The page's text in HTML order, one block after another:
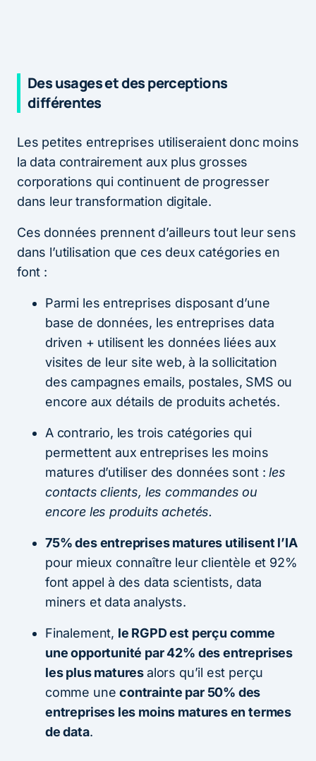
Des usages et des perceptions
différentes
Les petites entreprises utiliseraient donc moins
la data contrairement aux plus grosses
corporations qui continuent de progresser
dans leur transformation digitale.
Ces données prennent d’ailleurs tout leur sens
dans l’utilisation que ces deux catégories en
font :
Parmi les entreprises disposant d’une
base de données, les entreprises data
driven + utilisent les données liées aux
visites de leur site web, à la sollicitation
des campagnes emails, postales, SMS ou
encore aux détails de produits achetés.
A contrario, les trois catégories qui
permettent aux entreprises les moins
matures d’utiliser des données sont :les
contacts clients, les commandes ou
encore les produits achetés.
75% des entreprises matures utilisent l’IA
pour mieux connaître leur clientèle et 92%
font appel à des data scientists, data
miners et data analysts.
Finalement, le RGPD est perçu comme
une opportunité par 42% des entreprises
les plus maturesalors qu’il est perçu
comme unecontrainte par 50% des
entreprises les moins matures en termes
de data.